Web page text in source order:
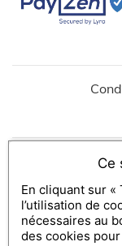
2 Rue
Ce
En cliquant sur «
l’utilisation de
nécessaires au
des cookies